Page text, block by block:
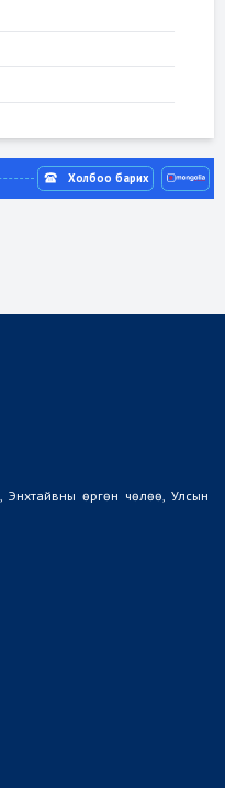
Холбоо барих
Энхтайвны өргөн чөлөө, Улсын